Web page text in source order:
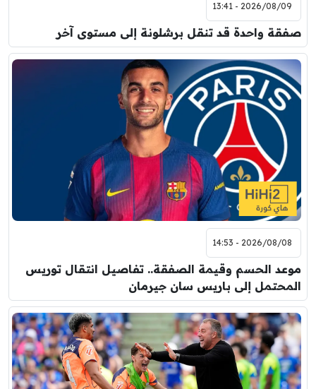
2026/08/09 - 13:41
صفقة واحدة قد تنقل برشلونة إلى مستوى آخر
2026/08/08 - 14:53
موعد الحسم وقيمة الصفقة.. تفاصيل انتقال توريس
المحتمل إلى باريس سان جيرمان